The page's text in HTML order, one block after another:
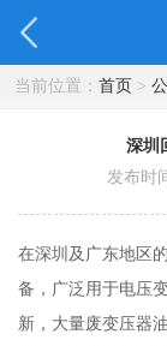
当前位置： 首页>
深圳
发布时
在深圳及广东地区
备，广泛用于电压
新，大量废变压器